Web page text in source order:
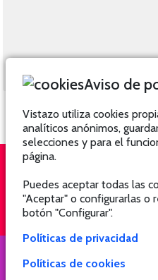
QUIÉNES SOMOS
Aviso de
Vistazo utiliza cookies
analíticos anónimos,
selecciones y para el
página.
Puedes aceptar todas las
"Aceptar" o configurarlas o
botón "Configurar".
Políticas de privacidad
Políticas de cookies